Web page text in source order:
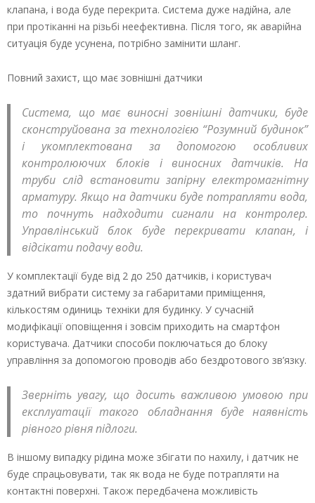
клапана, і вода буде перекрита. Система дуже надійна, але
при протіканні на різьбі неефективна. Після того, як аварійна
ситуація буде усунена, потрібно замінити шланг.
Повний захист, що має зовнішні датчики
Система, що має виносні зовнішні датчики, буде
сконструйована за технологією “Розумний будинок”
і укомплектована за допомогою особливих
контролюючих блоків і виносних датчиків. На
труби слід встановити запірну електромагнітну
арматуру. Якщо на датчики буде потрапляти вода,
то почнуть надходити сигнали на контролер.
Управлінський блок буде перекривати клапан, і
відсікати подачу води.
У комплектації буде від 2 до 250 датчиків, і користувач
здатний вибрати систему за габаритами приміщення,
кількостям одиниць техніки для будинку. У сучасній
модифікації оповіщення і зовсім приходить на смартфон
користувача. Датчики способи поключаться до блоку
управління за допомогою проводів або бездротового зв’язку.
Зверніть увагу, що досить важливою умовою при
експлуатації такого обладнання буде наявність
рівного рівня підлоги.
В іншому випадку рідина може збігати по нахилу, і датчик не
буде спрацьовувати, так як вода не буде потрапляти на
контактні поверхні. Також передбачена можливість